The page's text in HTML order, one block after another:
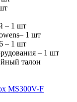
– 1 шт
1 шт
– 1 шт
– 1 шт
талон
MS300V-F